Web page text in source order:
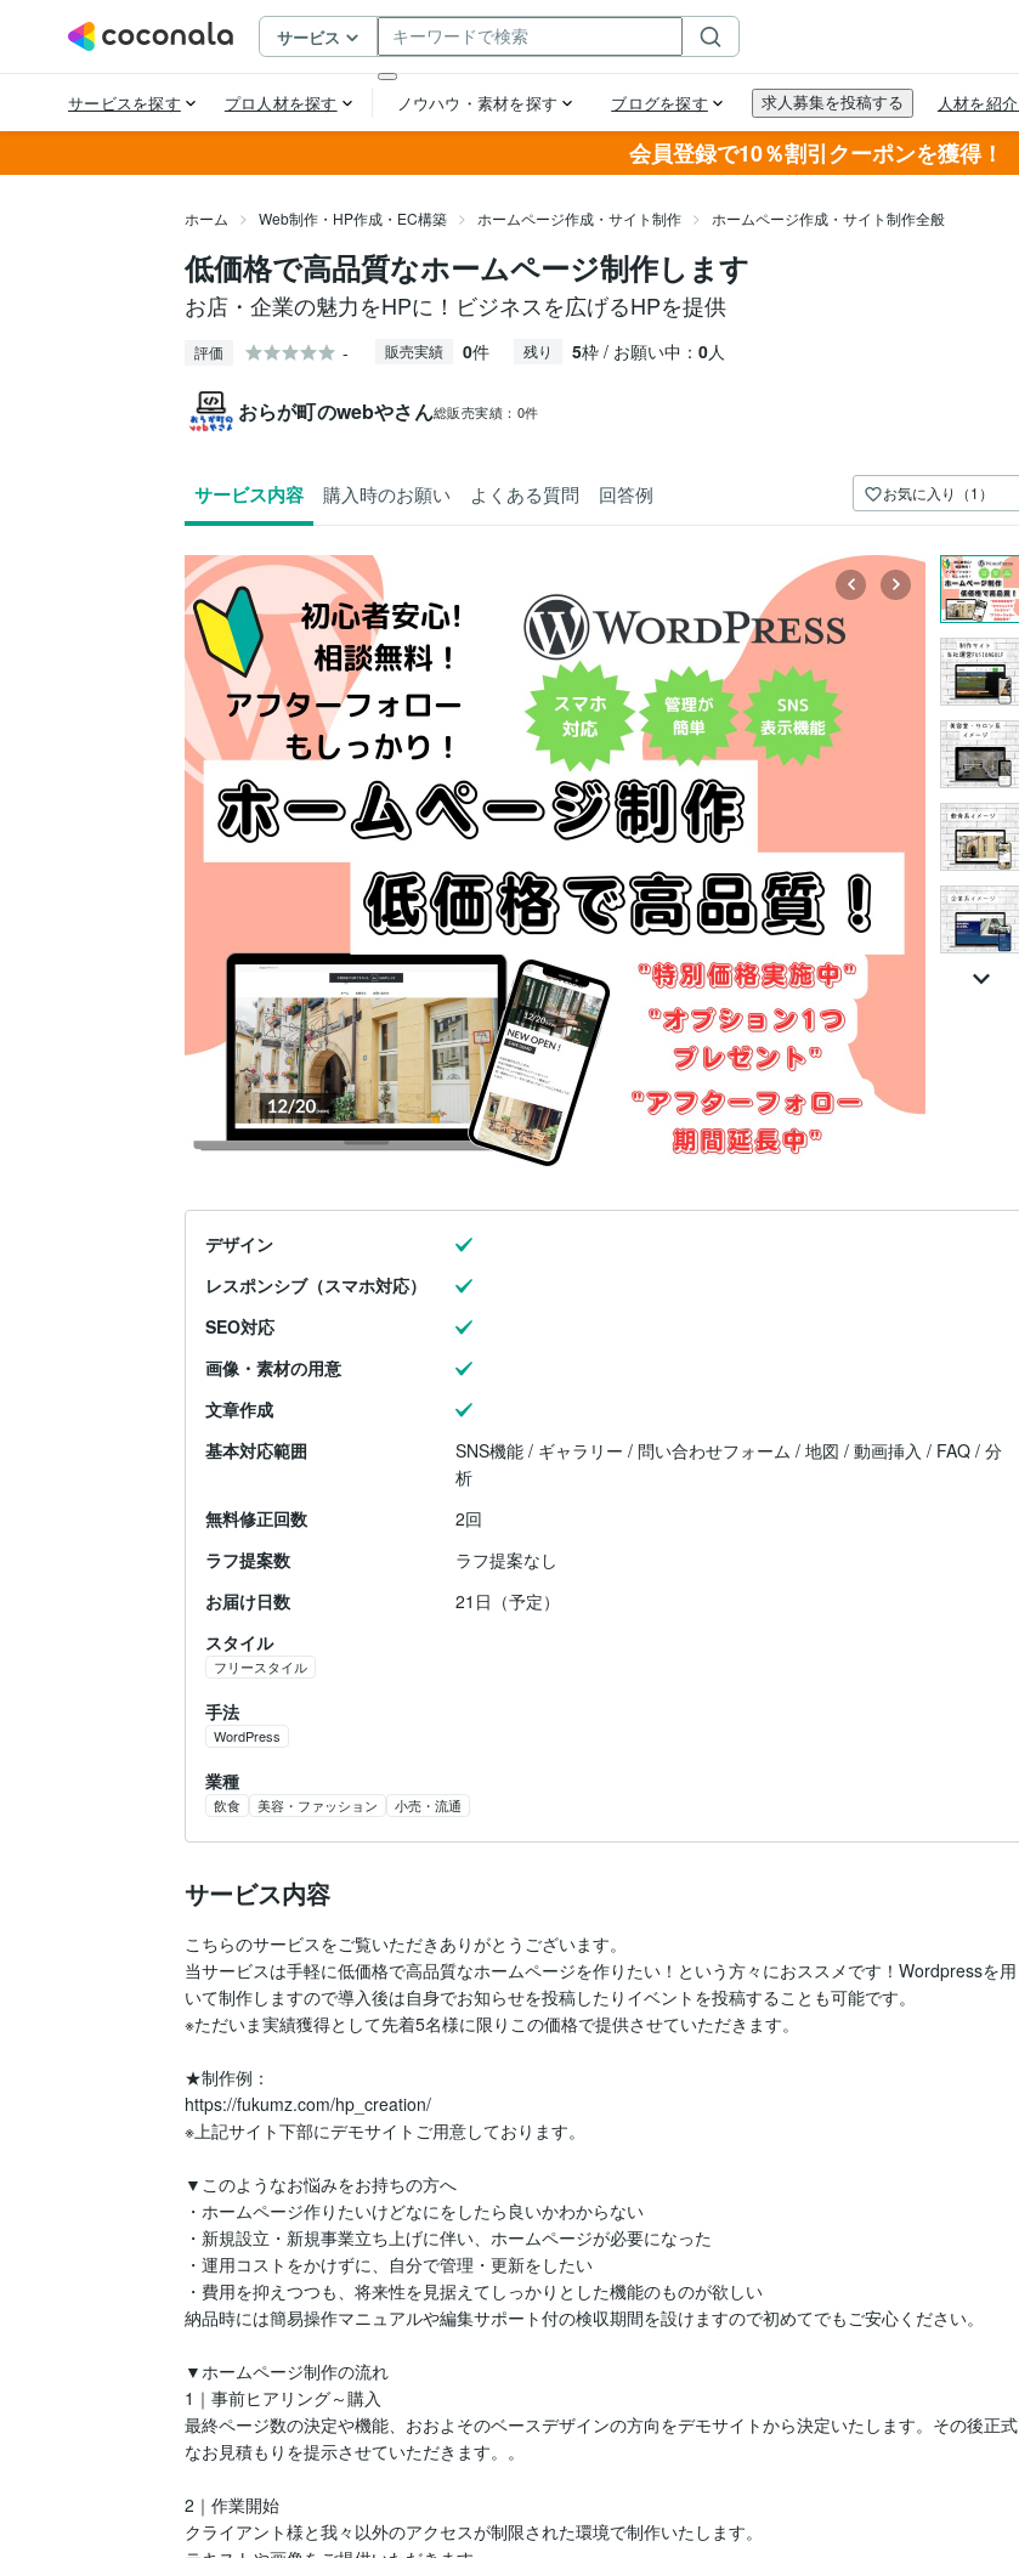
会員登録で10％割引クーポンを獲得！
ホーム Web制作・HP作成・EC構築 ホームページ作成・サイト制作 ホームページ作成・サイト制作全般
低価格で高品質なホームページ制作します
お店・企業の魅力をHPに！ビジネスを広げるHPを提供
評価 - 販売実績 0件 残り 5枠 / お願い中： 0人
おらが町のwebやさん総販売実績： 0件
サービス内容 購入時のお願い よくある質問 回答例 お気に入り（1）
デザイン
レスポンシブ（スマホ対応）
SEO対応
画像・素材の用意
文章作成
基本対応範囲
SNS機能 / ギャラリー / 問い合わせフォーム / 地図 / 動画挿入 / FAQ / 分
析
無料修正回数
2回
ラフ提案数
ラフ提案なし
お届け日数
21日（予定）
スタイル
フリースタイル
手法
WordPress
業種
飲食 美容・ファッション 小売・流通
サービス内容
こちらのサービスをご覧いただきありがとうございます。
当サービスは手軽に低価格で高品質なホームページを作りたい！という方々におススメです！Wordpressを用
いて制作しますので導入後は自身でお知らせを投稿したりイベントを投稿することも可能です。
※ただいま実績獲得として先着5名様に限りこの価格で提供させていただきます。
★制作例：
https://fukumz.com/hp_creation/
※上記サイト下部にデモサイトご用意しております。
▼このようなお悩みをお持ちの方へ
・ホームページ作りたいけどなにをしたら良いかわからない
・新規設立・新規事業立ち上げに伴い、ホームページが必要になった
・運用コストをかけずに、自分で管理・更新をしたい
・費用を抑えつつも、将来性を見据えてしっかりとした機能のものが欲しい
納品時には簡易操作マニュアルや編集サポート付の検収期間を設けますので初めてでもご安心ください。
▼ホームページ制作の流れ
1｜事前ヒアリング～購入
最終ページ数の決定や機能、おおよそのベースデザインの方向をデモサイトから決定いたします。その後正式
なお見積もりを提示させていただきます。。
2｜作業開始
クライアント様と我々以外のアクセスが制限された環境で制作いたします。